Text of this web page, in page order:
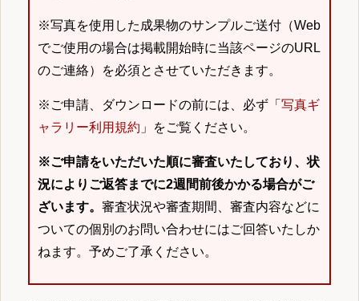
※写真を使用した成果物のサンプルご送付（Web
でご使用の場合は掲載開始時に当該ページのURL
のご連絡）を必須とさせていただきます。
※ご申請、ダウンロードの前には、必ず「 写真ギ
ャラリー利用規約 」をご覧ください。
※ご申請をいただいた順に審査いたしており、状
況によりご返答までに2週間前後かかる場合がご
ざいます。 審査状況や審査期間、審査内容などに
ついての個別のお問い合わせにはご回答いたしか
ねます。予めご了承ください。